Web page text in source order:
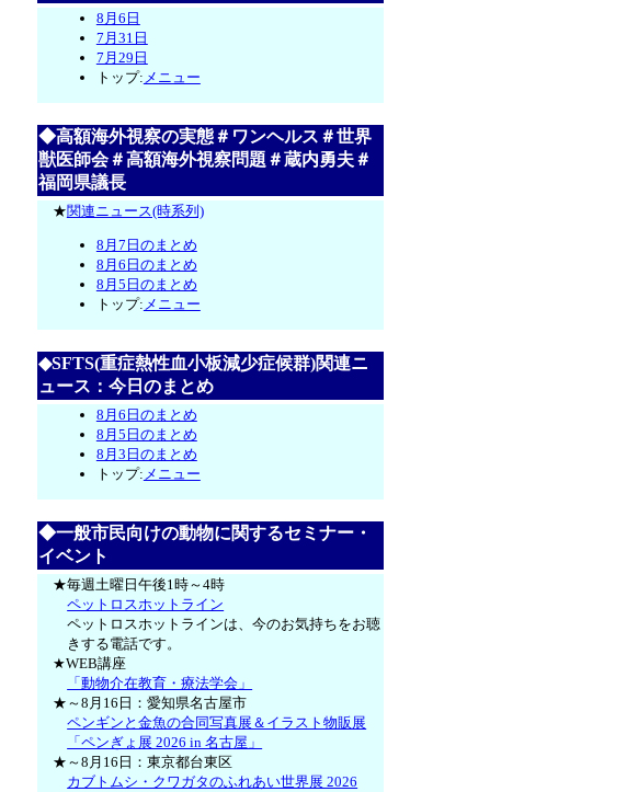
8月6日
7月31日
7月29日
トップ: メニュー
◆高額海外視察の実態＃ワンヘルス＃世界
獣医師会＃高額海外視察問題＃蔵内勇夫＃
福岡県議長
★関連ニュース(時系列)
8月7日のまとめ
8月6日のまとめ
8月5日のまとめ
トップ: メニュー
◆SFTS(重症熱性血小板減少症候群)関連ニ
ュース：今日のまとめ
8月6日のまとめ
8月5日のまとめ
8月3日のまとめ
トップ: メニュー
◆一般市民向けの動物に関するセミナー・
イベント
★毎週土曜日午後1時～4時
ペットロスホットライン
ペットロスホットラインは、今のお気持ちをお聴
きする電話です。
★WEB講座
「動物介在教育・療法学会」
★～8月16日：愛知県名古屋市
ペンギンと金魚の合同写真展＆イラスト物販展
「ペンぎょ展 2026 in 名古屋」
★～8月16日：東京都台東区
カブトムシ・クワガタのふれあい世界展 2026